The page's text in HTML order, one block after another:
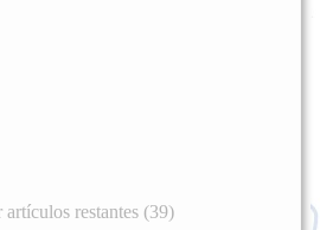
artículos restantes (39)